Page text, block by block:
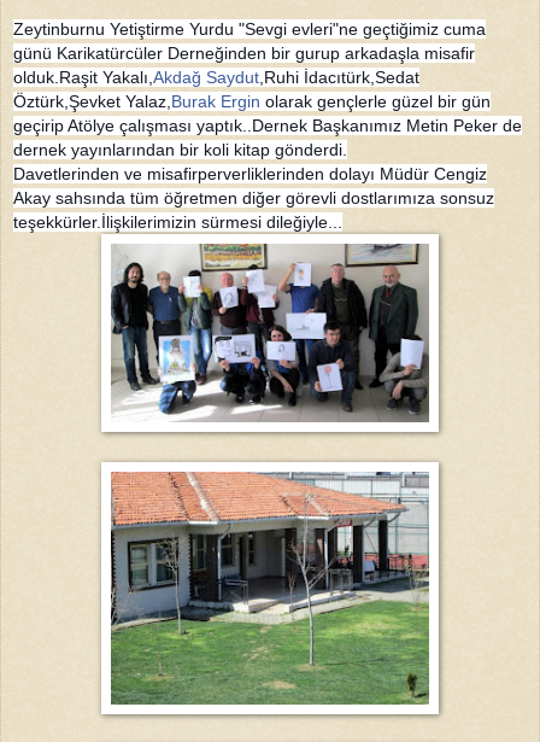
Zeytinburnu Yetiştirme Yurdu "Sevgi evleri"ne geçtiğimiz cuma
günü Karikatürcüler Derneğinden bir gurup arkadaşla misafir
olduk.Raşit Yakalı, Akdağ Saydut ,Ruhi İdacıtürk,Sedat
Öztürk,Şevket Yalaz, Burak Ergin olarak gençlerle güzel bir gün
geçirip Atölye çalışması yaptık..Dernek Başkanımız Metin Peker de
dernek yayınlarından bir koli kitap gönderdi.
Davetlerinden ve misafirperverliklerinden dolayı Müdür Cengiz
Akay sahsında tüm öğretmen diğer görevli dostlarımıza sonsuz
teşekkürler.İlişkilerimizin sürmesi dileğiyle...